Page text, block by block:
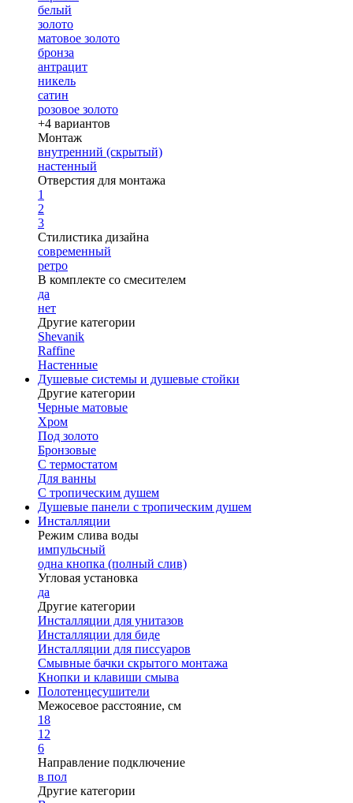
белый
золото
матовое золото
бронза
антрацит
никель
сатин
розовое золото
+4 вариантов
Монтаж
внутренний (скрытый)
настенный
Отверстия для монтажа
1
2
3
Стилистика дизайна
современный
ретро
В комплекте со смесителем
да
нет
Другие категории
Shevanik
Raffine
Настенные
Душевые системы и душевые стойки
Другие категории
Черные матовые
Хром
Под золото
Бронзовые
С термостатом
Для ванны
С тропическим душем
Душевые панели с тропическим душем
Инсталляции
Режим слива воды
импульсный
одна кнопка (полный слив)
Угловая установка
да
Другие категории
Инсталляции для унитазов
Инсталляции для биде
Инсталляции для писсуаров
Смывные бачки скрытого монтажа
Кнопки и клавиши смыва
Полотенцесушители
Межосевое расстояние, см
18
12
6
Направление подключение
в пол
Другие категории